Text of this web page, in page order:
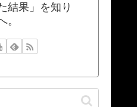
結果」を知り
。